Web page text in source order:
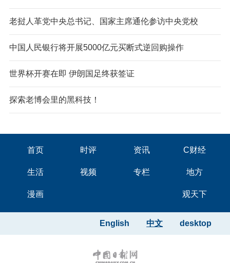
老挝人革党中央总书记、国家主席通伦参访中央党校
中国人民银行将开展5000亿元买断式逆回购操作
世界杯开赛在即 伊朗国足终获签证
探索老博会里的黑科技！
首页 时评 资讯 C财经
生活 视频 专栏 地方
漫画 观天下
desktop
中文
English